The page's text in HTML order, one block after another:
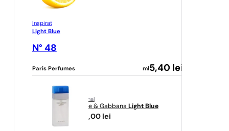
Inspirat
Light Blue
N° 48
Paris Perfumes ml 5,40 lei
original
Dolce & Gabbana Light Blue
228,00 lei